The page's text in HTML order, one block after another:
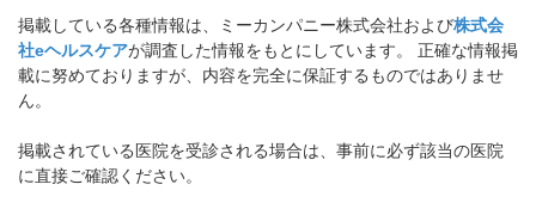
掲載している各種情報は、ミーカンパニー株式会社および株式会
社eヘルスケアが調査した情報をもとにしています。 正確な情報掲
載に努めておりますが、内容を完全に保証するものではありませ
ん。
掲載されている医院を受診される場合は、事前に必ず該当の医院
に直接ご確認ください。